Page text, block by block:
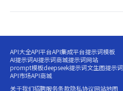
API大全API平台API集成平台提示词模板
AI提示词AI提示词商城提示词网站
prompt模板deepseek提示词文生图提示词
API市场API商城
关于我们招聘服务条款隐私协议网站地图